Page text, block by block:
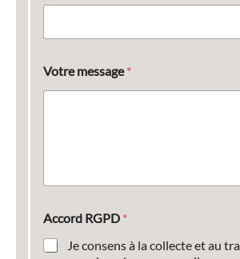
Votre message*
Accord RGPD *
Je consens à la collecte et au